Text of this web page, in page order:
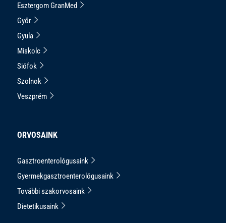
Esztergom GranMed
Győr
Gyula
Miskolc
Siófok
Szolnok
Veszprém
ORVOSAINK
Gasztroenterológusaink
Gyermekgasztroenterológusaink
További szakorvosaink
Dietetikusaink